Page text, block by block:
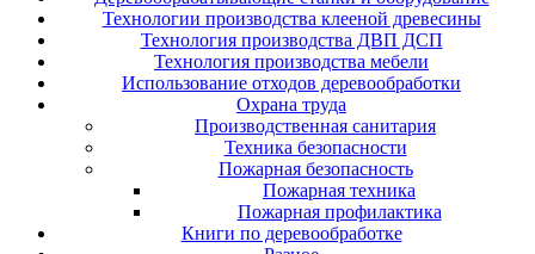
Технологии производства клееной древесины
Технология производства ДВП ДСП
Технология производства мебели
Использование отходов деревообработки
Охрана труда
Производственная санитария
Техника безопасности
Пожарная безопасность
Пожарная техника
Пожарная профилактика
Книги по деревообработке